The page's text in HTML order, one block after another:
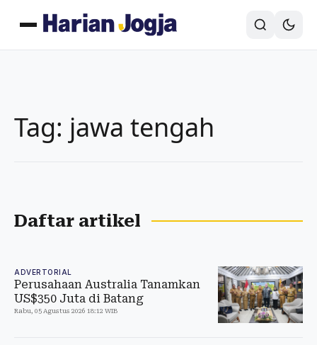
Tag: jawa tengah
Daftar artikel
ADVERTORIAL
Perusahaan Australia Tanamkan
US$350 Juta di Batang
Rabu, 05 Agustus 2026 18:12 WIB